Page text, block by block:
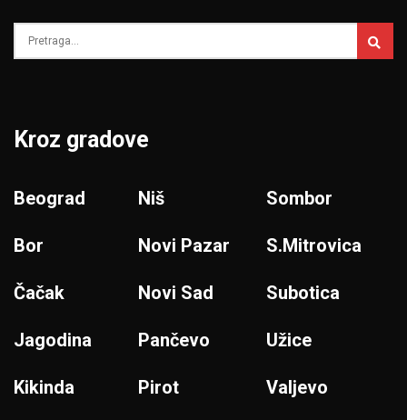
Kroz gradove
Beograd
Bor
Čačak
Jagodina
Kikinda
Niš
Novi Pazar
Novi Sad
Pančevo
Pirot
Sombor
S.Mitrovica
Subotica
Užice
Valjevo